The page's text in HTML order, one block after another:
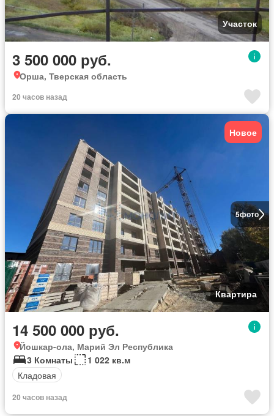
Участок
3 500 000 руб.
Орша, Тверская область
20 часов назад
5фото
Новое
Квартира
14 500 000 руб.
Йошкар-ола, Марий Эл Республика
3 Комнаты
1 022 кв.м
Кладовая
20 часов назад